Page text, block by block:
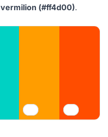
vermilion (#ff4d00).